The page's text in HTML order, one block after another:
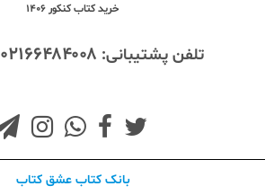
خرید کتاب کنکور 1406
تلفن پشتیبانی: ۰۲۱۶۶۴۸۴۰۰۸
بانک کتاب عشق کتاب